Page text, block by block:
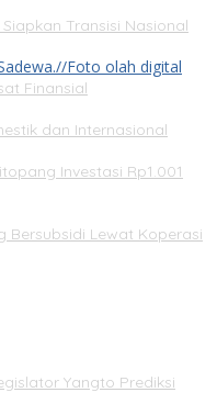
Transisi Nasional
Finansial
dan Internasional
Investasi Rp1.001
Bersubsidi Lewat Koperasi
Yangto Prediksi